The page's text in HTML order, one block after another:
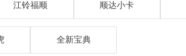
江铃福顺 顺达小卡
全新宝典